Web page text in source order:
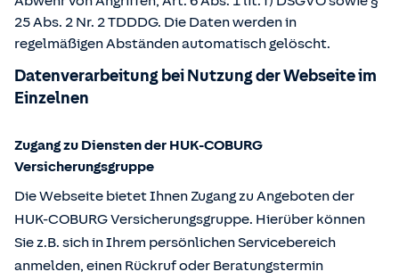
25 Abs. 2 Nr. 2 TDDDG. Die Daten werden in
regelmäßigen Abständen automatisch gelöscht.
Datenverarbeitung bei Nutzung der Webseite im
Einzelnen
Zugang zu Diensten der HUK-COBURG
Versicherungsgruppe
Die Webseite bietet Ihnen Zugang zu Angeboten der
HUK-COBURG Versicherungsgruppe. Hierüber können
Sie z.B. sich in Ihrem persönlichen Servicebereich
anmelden, einen Rückruf oder Beratungstermin